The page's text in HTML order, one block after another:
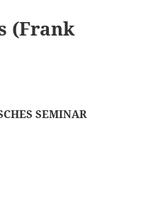
(Frank
SEMINAR